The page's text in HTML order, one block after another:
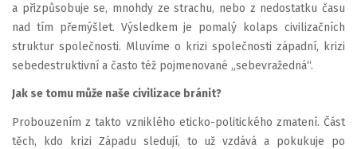
a přizpůsobuje se, mnohdy ze strachu, nebo z nedostatku času
nad tím přemýšlet. Výsledkem je pomalý kolaps civilizačních
struktur společnosti. Mluvíme o krizi společnosti západní, krizi
sebedestruktivní a často též pojmenované „sebevražedná“.
Jak se tomu může naše civilizace bránit?
Probouzením z takto vzniklého eticko-politického zmatení. Část
těch, kdo krizi Západu sledují, to už vzdává a pokukuje po